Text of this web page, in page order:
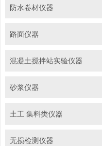
防水卷材仪器
路面仪器
混凝土搅拌站实验仪器
砂浆仪器
土工 集料类仪器
无损检测仪器